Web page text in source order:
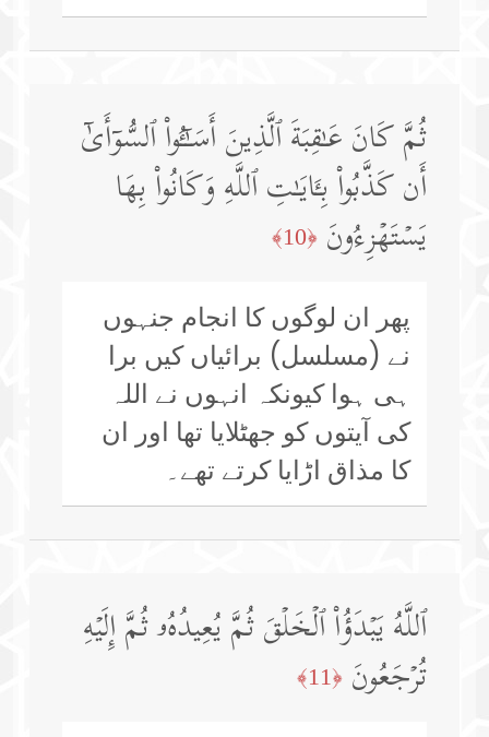
ثُمَّ كَانَ عَـٰقِبَةَ ٱلَّذِینَ أَسَـٰۤـُٔوا۟ ٱلسُّوۤأَىٰۤ
أَن كَذَّبُوا۟ بِـَٔایَـٰتِ ٱللَّهِ وَكَانُوا۟ بِهَا
یَسۡتَهۡزِءُونَ ﴿10﴾
پھر ان لوگوں کا انجام جنہوں
نے (مسلسل) برائیاں کیں برا
ہی ہوا کیونکہ انہوں نے اللہ
کی آیتوں کو جھٹلایا تھا اور ان
کا مذاق اڑایا کرتے تھے۔
ٱللَّهُ یَبۡدَؤُا۟ ٱلۡخَلۡقَ ثُمَّ یُعِیدُهُۥ ثُمَّ إِلَیۡهِ
تُرۡجَعُونَ ﴿11﴾